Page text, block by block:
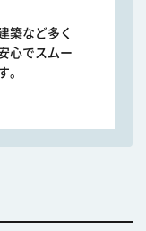
築など多く
心でスムー
。